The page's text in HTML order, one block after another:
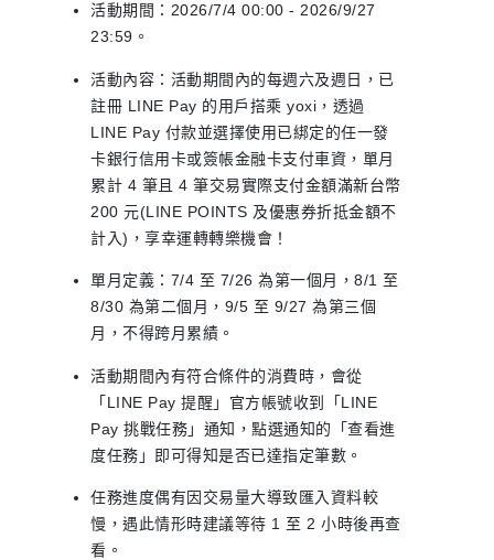
活動期間：2026/7/4 00:00 - 2026/9/27
23:59。
活動內容：活動期間內的每週六及週日，已
註冊 LINE Pay 的用戶搭乘 yoxi，透過
LINE Pay 付款並選擇使用已綁定的任一發
卡銀行信用卡或簽帳金融卡支付車資，單月
累計 4 筆且 4 筆交易實際支付金額滿新台幣
200 元(LINE POINTS 及優惠券折抵金額不
計入)，享幸運轉轉樂機會！
單月定義：7/4 至 7/26 為第一個月，8/1 至
8/30 為第二個月，9/5 至 9/27 為第三個
月，不得跨月累績。
活動期間內有符合條件的消費時，會從
「LINE Pay 提醒」官方帳號收到「LINE
Pay 挑戰任務」通知，點選通知的「查看進
度任務」即可得知是否已達指定筆數。
任務進度偶有因交易量大導致匯入資料較
慢，遇此情形時建議等待 1 至 2 小時後再查
看。